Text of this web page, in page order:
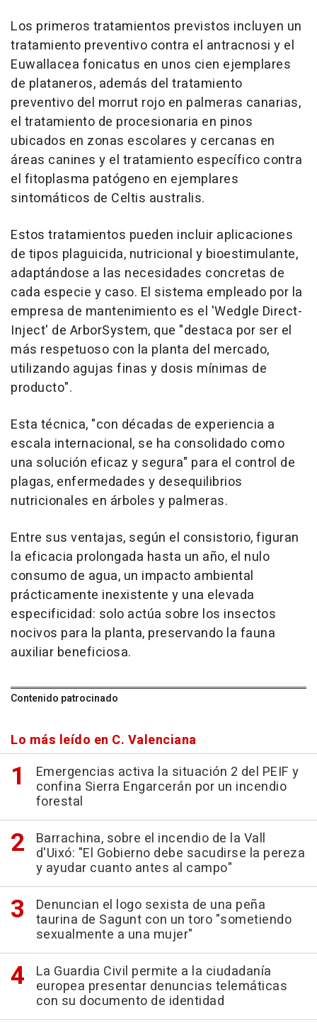
Los primeros tratamientos previstos incluyen un
tratamiento preventivo contra el antracnosi y el
Euwallacea fonicatus en unos cien ejemplares
de plataneros, además del tratamiento
preventivo del morrut rojo en palmeras canarias,
el tratamiento de procesionaria en pinos
ubicados en zonas escolares y cercanas en
áreas canines y el tratamiento específico contra
el fitoplasma patógeno en ejemplares
sintomáticos de Celtis australis.
Estos tratamientos pueden incluir aplicaciones
de tipos plaguicida, nutricional y bioestimulante,
adaptándose a las necesidades concretas de
cada especie y caso. El sistema empleado por la
empresa de mantenimiento es el 'Wedgle Direct-
Inject' de ArborSystem, que "destaca por ser el
más respetuoso con la planta del mercado,
utilizando agujas finas y dosis mínimas de
producto".
Esta técnica, "con décadas de experiencia a
escala internacional, se ha consolidado como
una solución eficaz y segura" para el control de
plagas, enfermedades y desequilibrios
nutricionales en árboles y palmeras.
Entre sus ventajas, según el consistorio, figuran
la eficacia prolongada hasta un año, el nulo
consumo de agua, un impacto ambiental
prácticamente inexistente y una elevada
especificidad: solo actúa sobre los insectos
nocivos para la planta, preservando la fauna
auxiliar beneficiosa.
Contenido patrocinado
Lo más leído en C. Valenciana
Emergencias activa la situación 2 del PEIF y
confina Sierra Engarcerán por un incendio
forestal
Barrachina, sobre el incendio de la Vall
d'Uixó: "El Gobierno debe sacudirse la pereza
y ayudar cuanto antes al campo"
Denuncian el logo sexista de una peña
taurina de Sagunt con un toro "sometiendo
sexualmente a una mujer"
La Guardia Civil permite a la ciudadanía
europea presentar denuncias telemáticas
con su documento de identidad